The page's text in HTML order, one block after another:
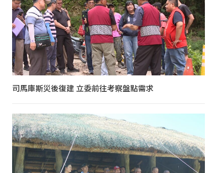
司馬庫斯災後復建 立委前往考察盤點需求